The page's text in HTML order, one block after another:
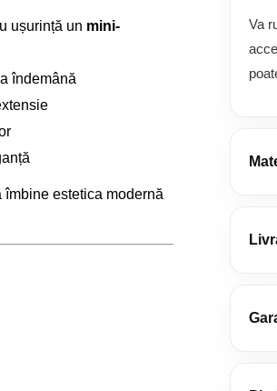
Va
din
ușurință un mini-
îndemână
estetica modernă